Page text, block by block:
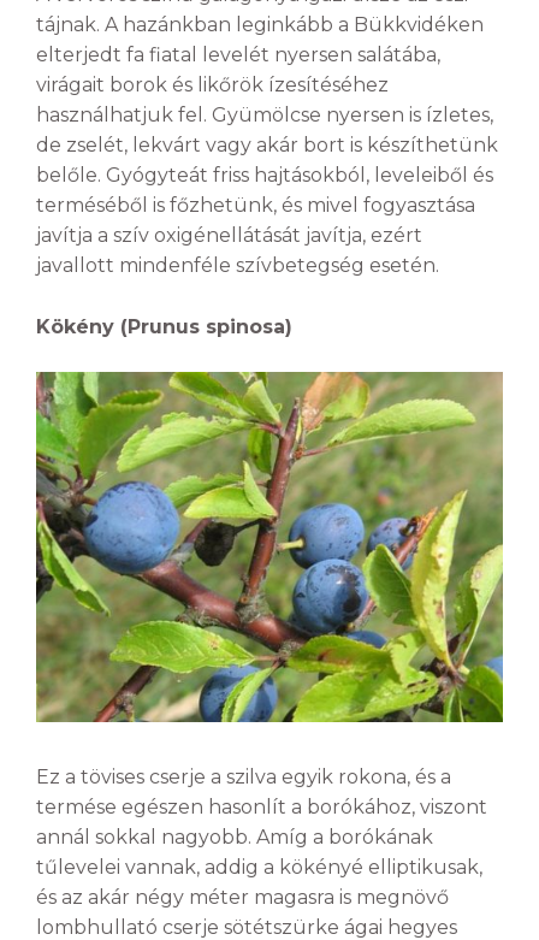
tájnak. A hazánkban leginkább a Bükkvidéken
elterjedt fa fiatal levelét nyersen salátába,
virágait borok és likőrök ízesítéséhez
használhatjuk fel. Gyümölcse nyersen is ízletes,
de zselét, lekvárt vagy akár bort is készíthetünk
belőle. Gyógyteát friss hajtásokból, leveleiből és
terméséből is főzhetünk, és mivel fogyasztása
javítja a szív oxigénellátását javítja, ezért
javallott mindenféle szívbetegség esetén.
Kökény (Prunus spinosa)
Ez a tövises cserje a szilva egyik rokona, és a
termése egészen hasonlít a borókához, viszont
annál sokkal nagyobb. Amíg a borókának
tűlevelei vannak, addig a kökényé elliptikusak,
és az akár négy méter magasra is megnövő
lombhullató cserje sötétszürke ágai hegyes